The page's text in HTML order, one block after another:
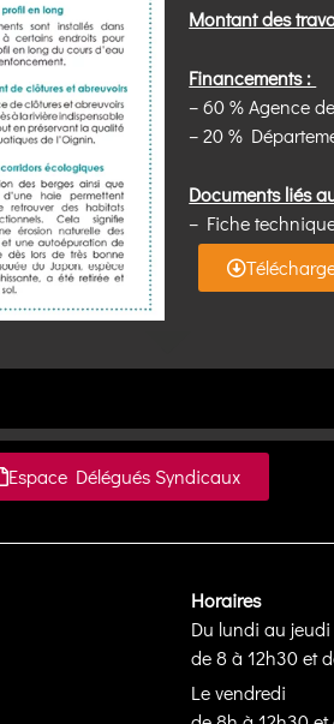
Montant des
Financements :
– 60 % Agence
– 20 %
Documents liés
– Fiche
Espace Délégués Syndicaux
Horaires
Du lundi au jeudi
de 8 à 12h30 et
Le vendredi